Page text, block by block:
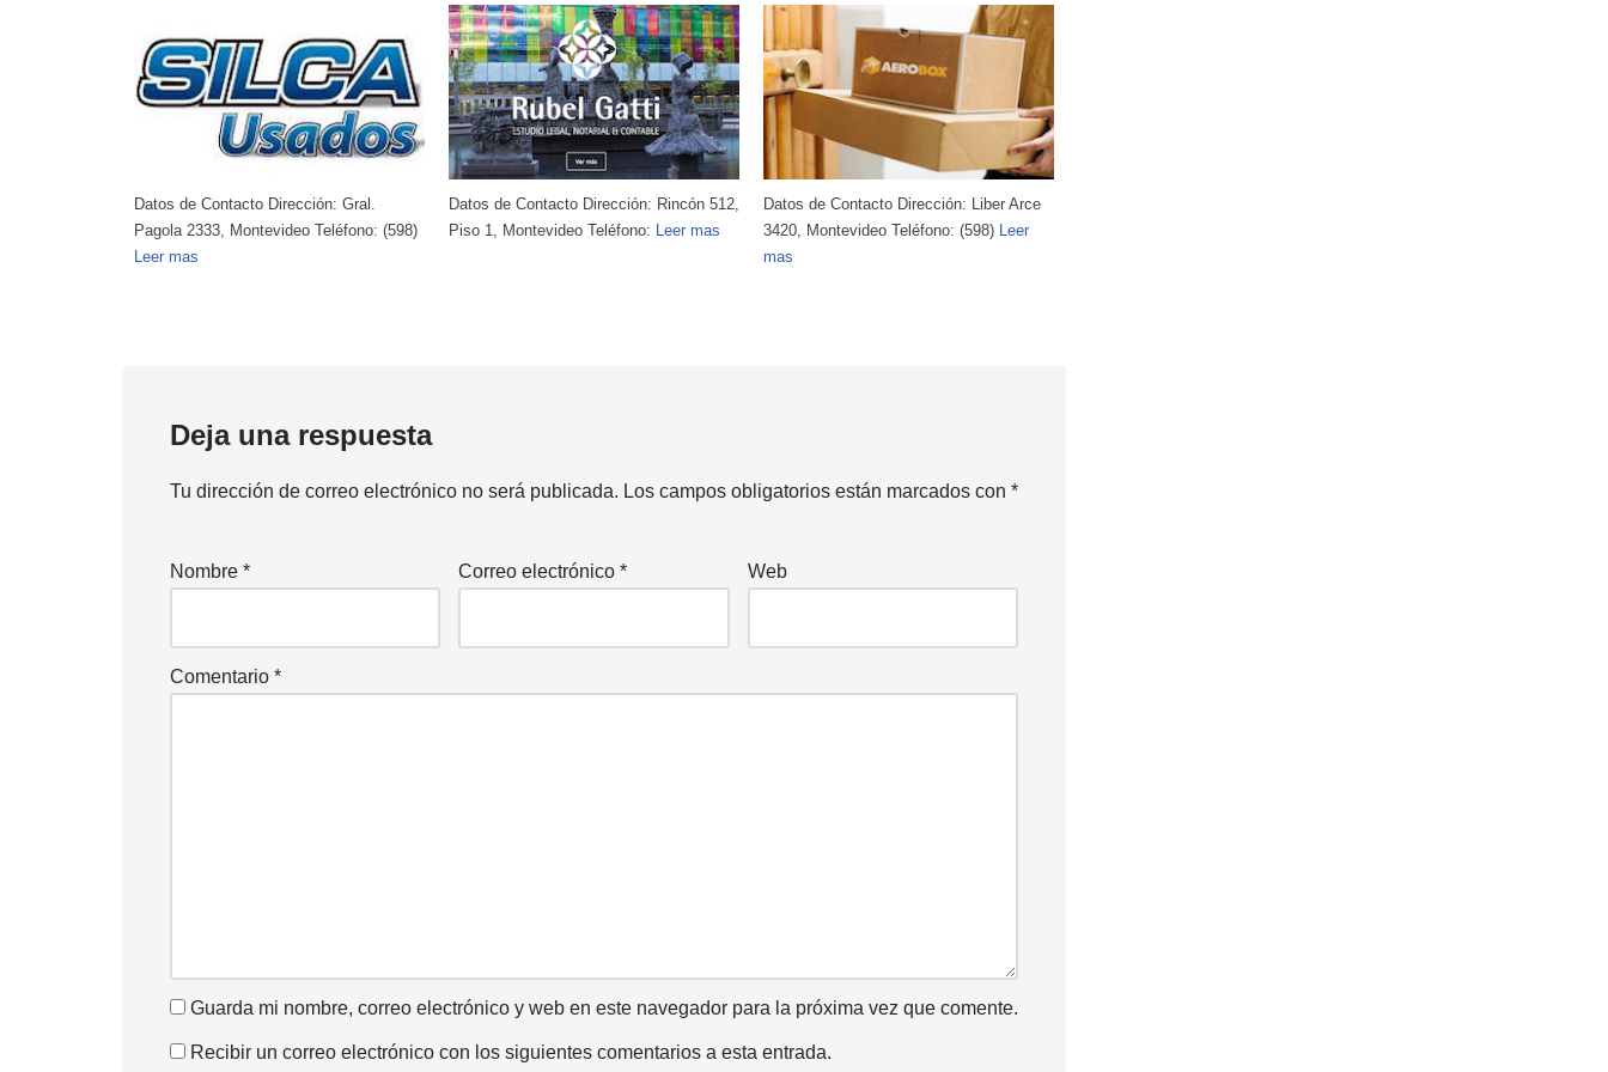
Datos de Contacto Dirección: Rincón 512,
Piso 1, Montevideo Teléfono:Leer mas
Datos de Contacto Dirección: Liber Arce
3420, Montevideo Teléfono: (598)Leer
Datos de Contacto Dirección: Gral.
Pagola 2333, Montevideo Teléfono: (598)
Leer mas
Deja una respuesta
Tu dirección de correo electrónico no será publicada. Los campos obligatorios están marcados con *
Nombre * Correo electrónico* Web
Comentario *
Guarda mi nombre, correo electrónico y web en este navegador para la próxima vez que comente.
Recibir un correo electrónico con los siguientes comentarios a esta entrada.